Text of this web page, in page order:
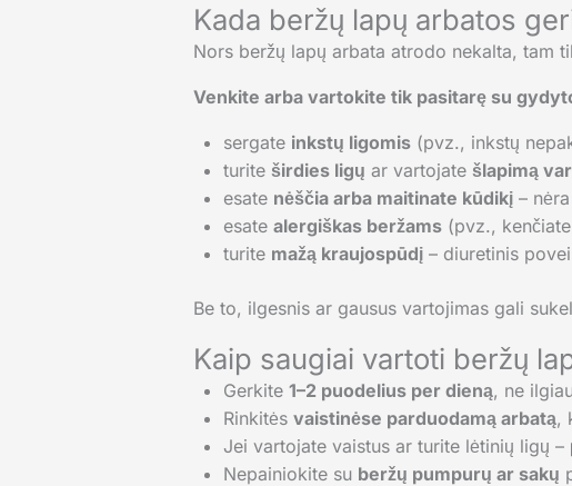
Kada beržų lapų arbatos
Nors beržų lapų arbata atrodo nekalta, tam
Venkite arba vartokite tik pasitarę su
sergate inkstų ligomis(pvz., inkstų
turite širdies ligų ar vartojate šlapimą
esate nėščia arba maitinate kūdikį– nėra
esate alergiškas beržams(pvz., kenčiate
turite mažą kraujospūdį– diuretinis
Be to, ilgesnis ar gausus vartojimas gali
Kaip saugiai vartoti beržų
Gerkite 1–2 puodelius per dieną, ne
Rinkitės vaistinėse parduodamą arbatą,
Jei vartojate vaistus ar turite lėtinių ligų –
Nepainiokite su beržų pumpurų ar sakų